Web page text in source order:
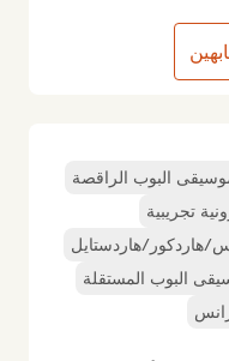
البوب الراقصة
تجريبية
هاردكور/هاردستايل
البوب المستقلة